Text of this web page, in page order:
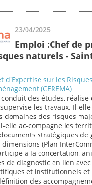
23/04/2025
Emploi :Chef de
naturels -
d'Expertise sur les
(CEREMA)
des études,
les travaux. Il-
domaines des risques
elle ac-compagne les
stratégiques de
(Plan
à la concertation,
de diagnostic en lien
et institutionnels et
des